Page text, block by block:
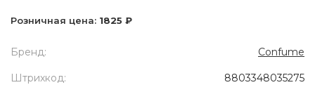
Розничная цена: 1825 ₽
Бренд: Confume
Штрихкод: 8803348035275